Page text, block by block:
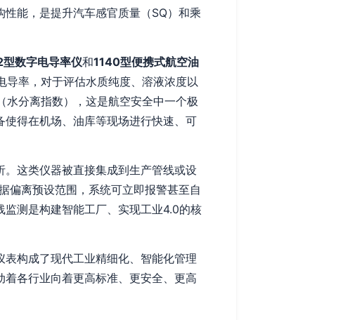
能，是提升汽车感官质量（SQ）和乘
型数字电导率仪和1140型便携式航空油
导率，对于评估水质纯度、溶液浓度以
水分离指数），这是航空安全中一个极
得在机场、油库等现场进行快速、可
这类仪器被直接集成到生产管线或设
偏离预设范围，系统可立即报警甚至自
测是构建智能工厂、实现工业4.0的核
构成了现代工业精细化、智能化管理
各行业向着更高标准、更安全、更高